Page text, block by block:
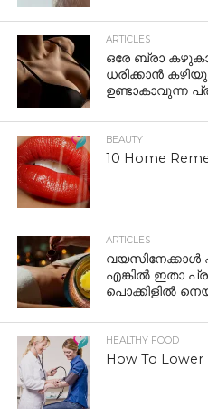
ARTICLES
ഒരേ ബ്രാ
ധരിക്കാൻ
ഉണ്ടാകാവുന്ന
BEAUTY
10 Home
ARTICLES
വയസിനേക്കാൾ
എങ്കിൽ ഇതാ
പൊക്കിളില്‍
HEALTHY FOOD
How To Lower